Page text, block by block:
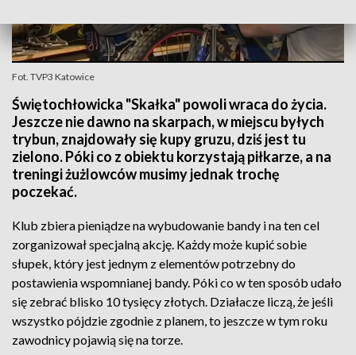
Fot. TVP3 Katowice
Świętochłowicka "Skałka" powoli wraca do życia.
Jeszcze nie dawno na skarpach, w miejscu byłych
trybun, znajdowały się kupy gruzu, dziś jest tu
zielono. Póki co z obiektu korzystają piłkarze, a na
treningi żużlowców musimy jednak trochę
poczekać.
Klub zbiera pieniądze na wybudowanie bandy i na ten cel
zorganizował specjalną akcję. Każdy może kupić sobie
słupek, który jest jednym z elementów potrzebny do
postawienia wspomnianej bandy. Póki co w ten sposób udało
się zebrać blisko 10 tysięcy złotych. Działacze liczą, że jeśli
wszystko pójdzie zgodnie z planem, to jeszcze w tym roku
zawodnicy pojawią się na torze.